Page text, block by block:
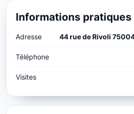
Informations pratiques
Adresse 44 rue de Rivoli
Téléphone
Visites